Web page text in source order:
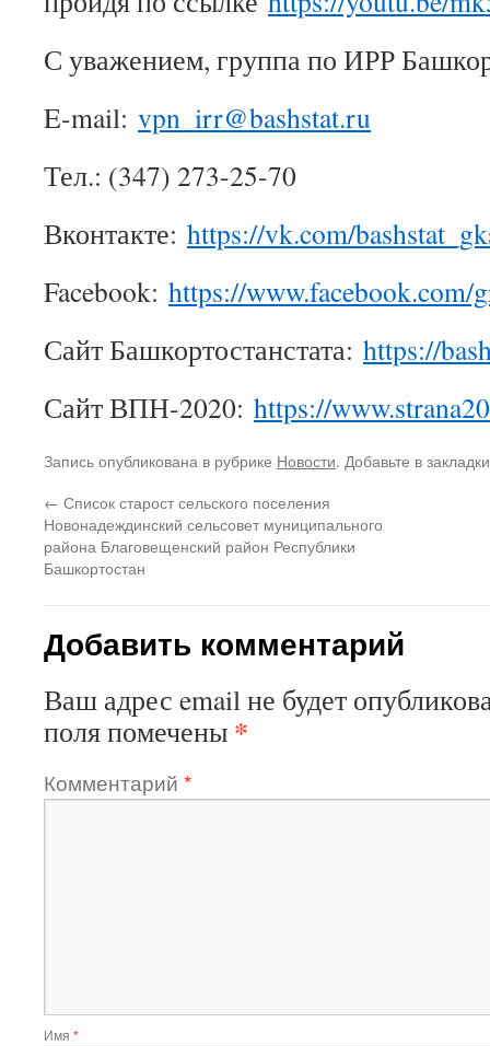
С уважением, группа по ИРР
E-mail: vpn_irr@bashstat.ru
Тел.: (347) 273-25-70
Вконтакте: https://vk.com/
Facebook: https://www.facebook.com/
Сайт Башкортостанстата: https://
Сайт ВПН-2020: https://
Запись опубликована в рубрике Новости. Добавьте в
← Список старост сельского поселения
Новонадеждинский сельсовет муниципального
района Благовещенский район Республики
Башкортостан
Добавить комментарий
Ваш адрес email не будет
поля помечены *
Комментарий *
Имя *